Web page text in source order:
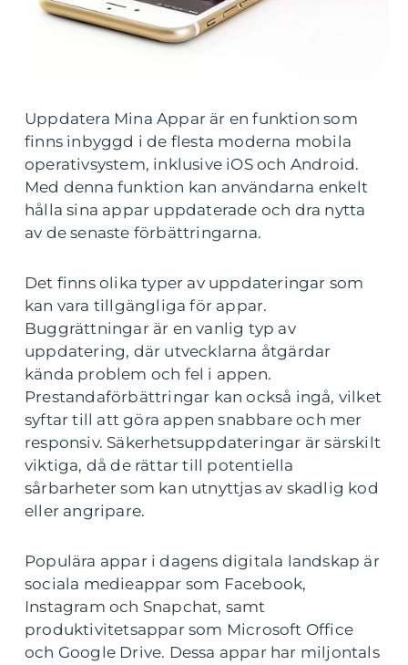
Uppdatera Mina Appar är en funktion som
finns inbyggd i de flesta moderna mobila
operativsystem, inklusive iOS och Android.
Med denna funktion kan användarna enkelt
hålla sina appar uppdaterade och dra nytta
av de senaste förbättringarna.
Det finns olika typer av uppdateringar som
kan vara tillgängliga för appar.
Buggrättningar är en vanlig typ av
uppdatering, där utvecklarna åtgärdar
kända problem och fel i appen.
Prestandaförbättringar kan också ingå, vilket
syftar till att göra appen snabbare och mer
responsiv. Säkerhetsuppdateringar är särskilt
viktiga, då de rättar till potentiella
sårbarheter som kan utnyttjas av skadlig kod
eller angripare.
Populära appar i dagens digitala landskap är
sociala medieappar som Facebook,
Instagram och Snapchat, samt
produktivitetsappar som Microsoft Office
och Google Drive. Dessa appar har miljontals